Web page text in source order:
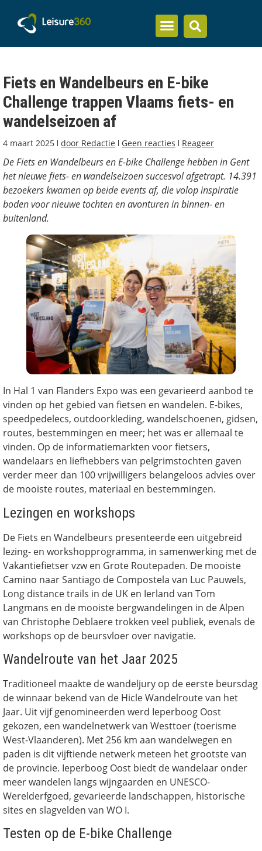
Fiets en Wandelbeurs en E-bike
Challenge trappen Vlaams fiets- en
wandelseizoen af
4 maart 2025 door Redactie Geen reacties Reageer
De Fiets en Wandelbeurs en E-bike Challenge hebben in Gent
het nieuwe fiets- en wandelseizoen succesvol afgetrapt. 14.391
bezoekers kwamen op beide events af, die volop inspiratie
boden voor nieuwe tochten en avonturen in binnen- en
buitenland.
In Hal 1 van Flanders Expo was een gevarieerd aanbod te
vinden op het gebied van fietsen en wandelen. E-bikes,
speedpedelecs, outdoorkleding, wandelschoenen, gidsen,
routes, bestemmingen en meer; het was er allemaal te
vinden. Op de informatiemarkten voor fietsers,
wandelaars en liefhebbers van pelgrimstochten gaven
verder meer dan 100 vrijwilligers belangeloos advies over
de mooiste routes, materiaal en bestemmingen.
Lezingen en workshops
De Fiets en Wandelbeurs presenteerde een uitgebreid
lezing- en workshopprogramma, in samenwerking met de
Vakantiefietser vzw en Grote Routepaden. De mooiste
Camino naar Santiago de Compostela van Luc Pauwels,
Long distance trails in de UK en Ierland van Tom
Langmans en de mooiste bergwandelingen in de Alpen
van Christophe Deblaere trokken veel publiek, evenals de
workshops op de beursvloer over navigatie.
Wandelroute van het Jaar 2025
Traditioneel maakte de wandeljury op de eerste beursdag
de winnaar bekend van de Hicle Wandelroute van het
Jaar. Uit vijf genomineerden werd Ieperboog Oost
gekozen, een wandelnetwerk van Westtoer (toerisme
West-Vlaanderen). Met 256 km aan wandelwegen en
paden is dit vijftiende netwerk meteen het grootste van
de provincie. Ieperboog Oost biedt de wandelaar onder
meer wandelen langs wijngaarden en UNESCO-
Werelderfgoed, gevarieerde landschappen, historische
sites en slagvelden van WO I.
Testen op de E-bike Challenge